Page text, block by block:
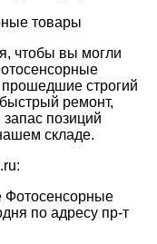
товары
чтобы вы могли
строгий
ремонт,
позиций
складе.
Фотосенсорные
по адресу пр-т